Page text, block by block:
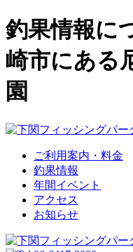
釣果情報に
崎市にある
園
ご利用案内・料金
釣果情報
年間イベント
アクセス
お知らせ